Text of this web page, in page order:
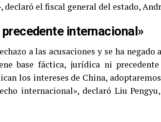
el fiscal general del estado,
internacional»
a las acusaciones y se ha negado
base fáctica, jurídica ni
los intereses de China,
internacional», declaró Liu